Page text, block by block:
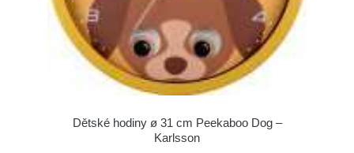
Dětské hodiny ø 31 cm Peekaboo Dog –
Karlsson